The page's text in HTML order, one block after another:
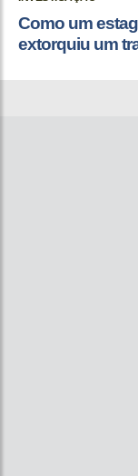
Como um
extorquiu um